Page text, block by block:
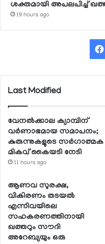
ശക്തമായി അപലപിച്ച്
19 hours ago
Last Modified
വേനല്‍ക്കാല ക്യാമ്പിന്
വര്‍ണാഭമായ സമാപനം;
കുരുന്നുകളുടെ സര്‍ഗാത്മക
മികവ് കൈയടി നേടി
11 hours ago
ആണവ സുരക്ഷ,
വികിരണം തടയല്‍
എന്നിവയിലെ
സഹകരണത്തിനായി
ഖത്തറും സൗദി
അറേബ്യയും ഒരു